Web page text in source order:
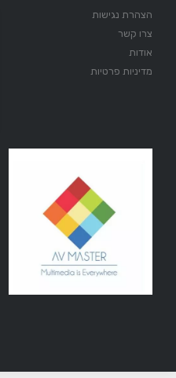
הצהרת נגישות
צרו קשר
אודות
מדיניות פרטיות